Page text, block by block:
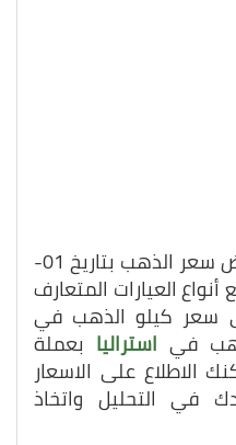
قمنا في هذه الصفحة بعرض سعر الذهب بتاريخ 01-
أنواع العيارات المتعارف
سعر كيلو الذهب في
في استراليا بعملة
الاطلاع على الاسعار
في التحليل واتخاذ